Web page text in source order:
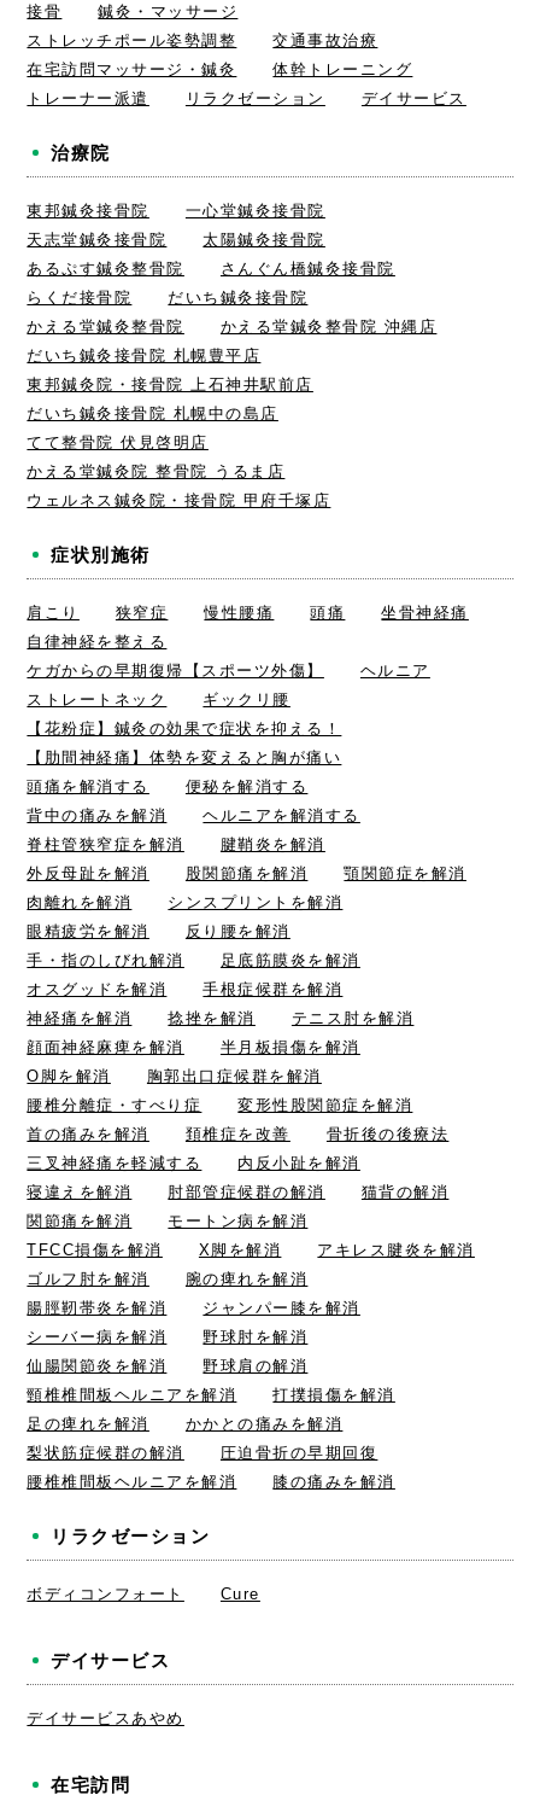
接骨
鍼灸・マッサージ
ストレッチポール姿勢調整
交通事故治療
在宅訪問マッサージ・鍼灸
体幹トレーニング
トレーナー派遣
リラクゼーション デイサービス
治療院
東邦鍼灸接骨院
一心堂鍼灸接骨院
天志堂鍼灸接骨院
太陽鍼灸接骨院
あるぷす鍼灸整骨院
さんぐん橋鍼灸接骨院
らくだ接骨院
だいち鍼灸接骨院
かえる堂鍼灸整骨院
かえる堂鍼灸整骨院 沖縄店
だいち鍼灸接骨院 札幌豊平店
東邦鍼灸院・接骨院 上石神井駅前店
だいち鍼灸接骨院 札幌中の島店
てて整骨院 伏見啓明店
かえる堂鍼灸院 整骨院 うるま店
ウェルネス鍼灸院・接骨院 甲府千塚店
症状別施術
肩こり 狭窄症 慢性腰痛 頭痛
坐骨神経痛
自律神経を整える
ケガからの早期復帰【スポーツ外傷】
ヘルニア
ストレートネック
ギックリ腰
【花粉症】鍼灸の効果で症状を抑える！
【肋間神経痛】体勢を変えると胸が痛い
頭痛を解消する
便秘を解消する
背中の痛みを解消
ヘルニアを解消する
脊柱管狭窄症を解消
腱鞘炎を解消
外反母趾を解消
股関節痛を解消
顎関節症を解消
肉離れを解消
シンスプリントを解消
眼精疲労を解消
反り腰を解消
手・指のしびれ解消
足底筋膜炎を解消
オスグッドを解消
手根症候群を解消
神経痛を解消
捻挫を解消
テニス肘を解消
顔面神経麻痺を解消
半月板損傷を解消
O脚を解消
胸郭出口症候群を解消
腰椎分離症・すべり症
変形性股関節症を解消
首の痛みを解消
頚椎症を改善
骨折後の後療法
三叉神経痛を軽減する
内反小趾を解消
寝違えを解消
肘部管症候群の解消
猫背の解消
関節痛を解消
モートン病を解消
TFCC損傷を解消
X脚を解消
アキレス腱炎を解消
ゴルフ肘を解消
腕の痺れを解消
腸脛靭帯炎を解消
ジャンパー膝を解消
シーバー病を解消
野球肘を解消
仙腸関節炎を解消
野球肩の解消
頸椎椎間板ヘルニアを解消
打撲損傷を解消
足の痺れを解消
かかとの痛みを解消
梨状筋症候群の解消
圧迫骨折の早期回復
腰椎椎間板ヘルニアを解消
膝の痛みを解消
リラクゼーション
ボディコンフォート Cure
デイサービス
デイサービスあやめ
在宅訪問